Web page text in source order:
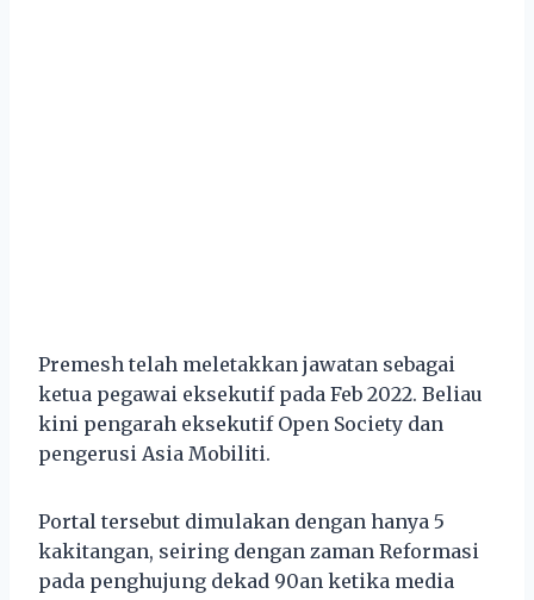
Premesh telah meletakkan jawatan sebagai
ketua pegawai eksekutif pada Feb 2022. Beliau
kini pengarah eksekutif Open Society dan
pengerusi Asia Mobiliti.
Portal tersebut dimulakan dengan hanya 5
kakitangan, seiring dengan zaman Reformasi
pada penghujung dekad 90an ketika media